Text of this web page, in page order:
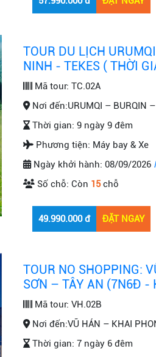
TOUR DU LỊCH
NINH - TEKES ( THỜI
Mã tour: TC.02A
Nơi đến:URUMQI – BURQIN
Thời gian: 9 ngày 9 đêm
Phương tiện: Máy bay & Xe
Ngày khởi hành: 08/09/2026
Số chỗ: Còn 15chỗ
TOUR NO SHOPPING:
SƠN – TÂY AN (7N6Đ -
Mã tour: VH.02B
Nơi đến:VŨ HÁN – KHAI
Thời gian: 7 ngày 6 đêm